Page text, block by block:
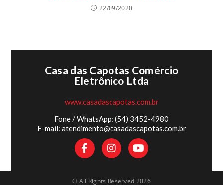
22/09/2020
Casa das Capotas Comércio
Eletrônico Ltda
www.casadascapotas.com.br
Fone / WhatsApp: (54) 3452-4980
E-mail: atendimento@casadascapotas.com.br
© All Rights Reserved 2026